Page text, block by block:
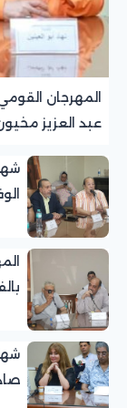
المهرجان
عبد العزيز